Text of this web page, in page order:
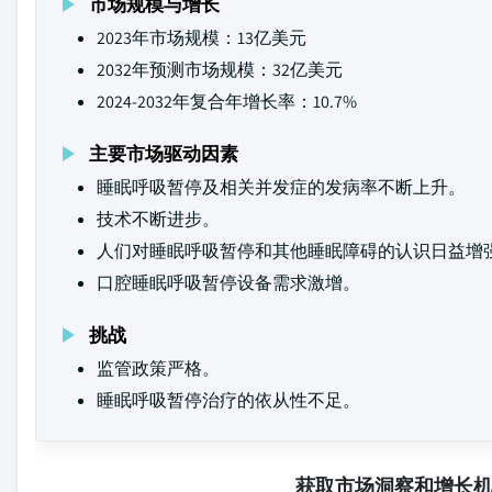
2023年市场规模：13亿美元
2032年预测市场规模：32亿美元
2024-2032年复合年增长率：10.7%
主要市场驱动因素
睡眠呼吸暂停及相关并发症的发病率不断上升。
技术不断进步。
人们对睡眠呼吸暂停和其他睡眠障碍的认识日益增
口腔睡眠呼吸暂停设备需求激增。
挑战
监管政策严格。
睡眠呼吸暂停治疗的依从性不足。
获取市场洞察和增长